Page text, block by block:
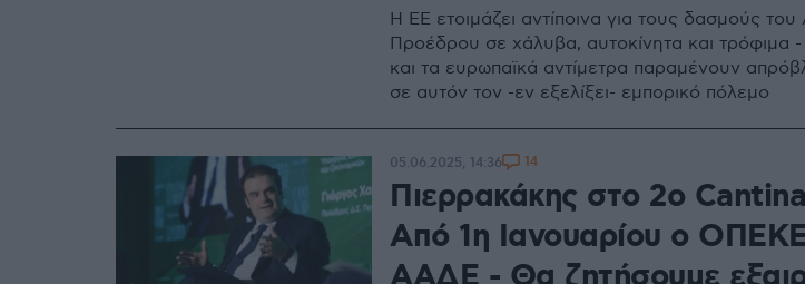
Η ΕΕ ετοιμάζει αντίποινα για τους δασμούς
Προέδρου σε χάλυβα, αυτοκίνητα και τρόφιμα
και τα ευρωπαϊκά αντίμετρα παραμένουν
σε αυτόν τον -εν εξελίξει- εμπορικό πόλεμο
Πιερρακάκης στο 2ο
Από 1η Ιανουαρίου ο
05.06.2025, 14:36 14